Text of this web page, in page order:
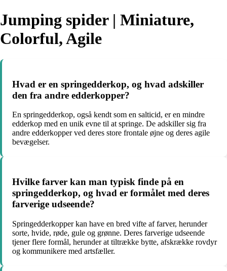
Jumping spider | Miniature,
Colorful, Agile
Hvad er en springedderkop, og hvad adskiller
den fra andre edderkopper?
En springedderkop, også kendt som en salticid, er en mindre
edderkop med en unik evne til at springe. De adskiller sig fra
andre edderkopper ved deres store frontale øjne og deres agile
bevægelser.
Hvilke farver kan man typisk finde på en
springedderkop, og hvad er formålet med deres
farverige udseende?
Springedderkopper kan have en bred vifte af farver, herunder
sorte, hvide, røde, gule og grønne. Deres farverige udseende
tjener flere formål, herunder at tiltrække bytte, afskrække rovdyr
og kommunikere med artsfæller.